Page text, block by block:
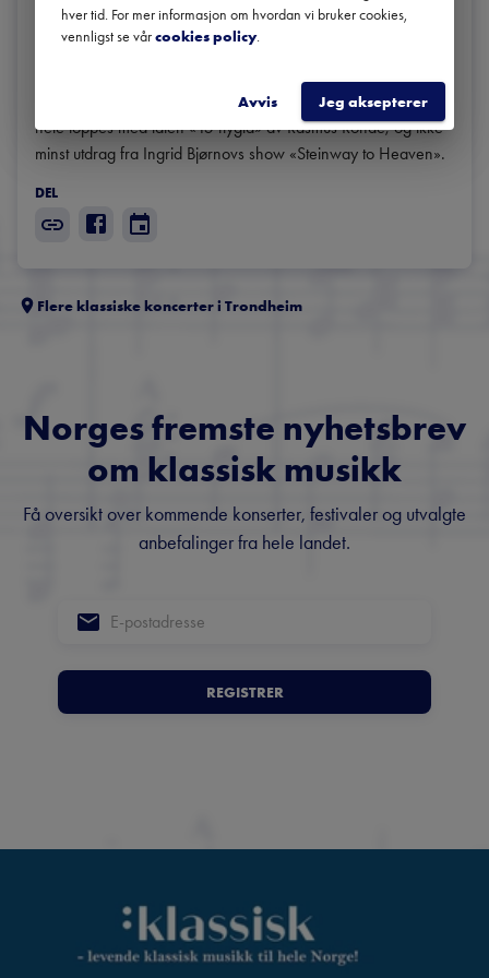
Byens egen Jørgen Larsen er førstemann ut med 250-
første møte med årets festivalkomponist Mark Simpson. Det
hele toppes med låten «15 flygla» av Rasmus Rohde, og ikke
minst utdrag fra Ingrid Bjørnovs show «Steinway to Heaven».
DEL
Flere klassiske koncerter i Trondheim
Norges fremste nyhetsbrev
om klassisk musikk
Få oversikt over kommende konserter, festivaler og utvalgte
anbefalinger fra hele landet.
REGISTRER
hver tid. For mer informasjon om hvordan vi bruker cookies,
vennligst se vårcookies policy.
Avvis Jeg aksepterer